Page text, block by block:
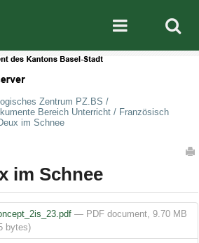
Mobile
Zentrum PZ.BS /
Bereich Unterricht / Französisch
im Schnee
im Schnee
— PDF document, 9.70 MB
bytes)